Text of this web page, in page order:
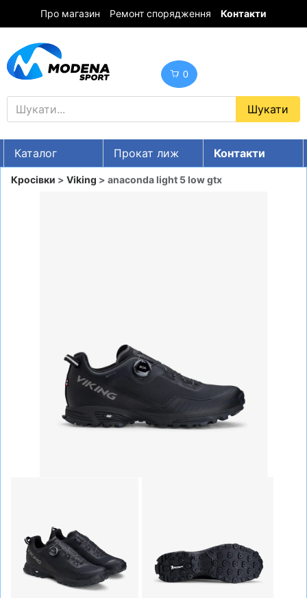
Про магазин Ремонт спорядження Контакти
0
Каталог Прокат лиж
Контакти
UA RU EN
ШОЛОМИ, ЗАХИСТ, ОКУЛЯРИ
БІГ, ФІТНЕС, М'ЯЧІ
ВЕЛОСИПЕДИ
САМОКАТИ
Кросівки > Viking > anaconda light 5 low gtx